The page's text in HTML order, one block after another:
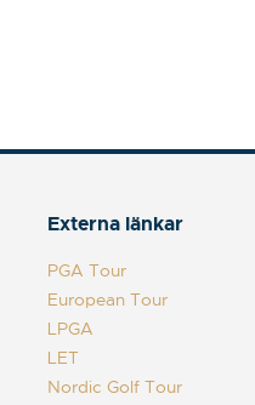
Externa länkar
PGA Tour
European Tour
LPGA
LET
Nordic Golf Tour